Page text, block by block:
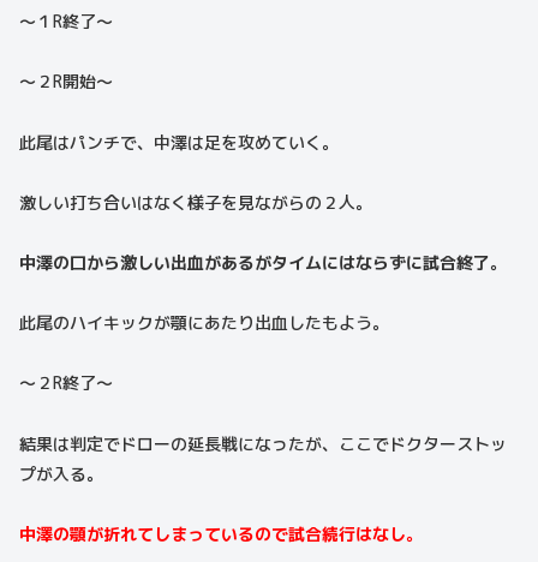
〜１R終了〜
〜２R開始〜
此尾はパンチで、中澤は足を攻めていく。
激しい打ち合いはなく様子を見ながらの２人。
中澤の口から激しい出血があるがタイムにはならずに試合終了。
此尾のハイキックが顎にあたり出血したもよう。
〜２R終了〜
結果は判定でドローの延長戦になったが、ここでドクターストッ
プが入る。
中澤の顎が折れてしまっているので試合続行はなし。